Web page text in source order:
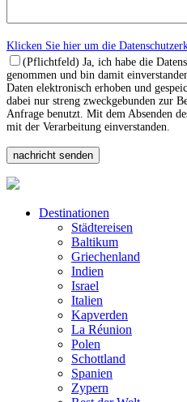
Klicken Sie hier um die
(Pflichtfeld) Ja, ich habe die
genommen und bin damit
Daten elektronisch erhoben und
dabei nur streng zweckgebunden zur
Anfrage benutzt. Mit dem Absenden
mit der Verarbeitung einverstanden.
Destinationen
Städtereisen
Baltikum
Griechenland
Indien
Israel
Italien
Kapverden
La Réunion
Polen
Schottland
Spanien
Zypern